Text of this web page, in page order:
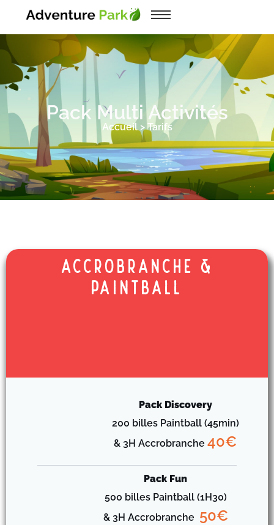
Pack Multi Activités
Accueil > Tarifs
Accrobranche &
paintball
Pack Discovery
200 billes Paintball (45min)
& 3H Accrobranche40€
Pack Fun
500 billes Paintball (1H30)
& 3H Accrobranche 50€